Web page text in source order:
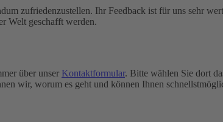
zufriedenzustellen. Ihr Feedback ist für uns sehr
Welt geschafft werden.
über unser Kontaktformular. Bitte wählen Sie dort
wir, worum es geht und können Ihnen